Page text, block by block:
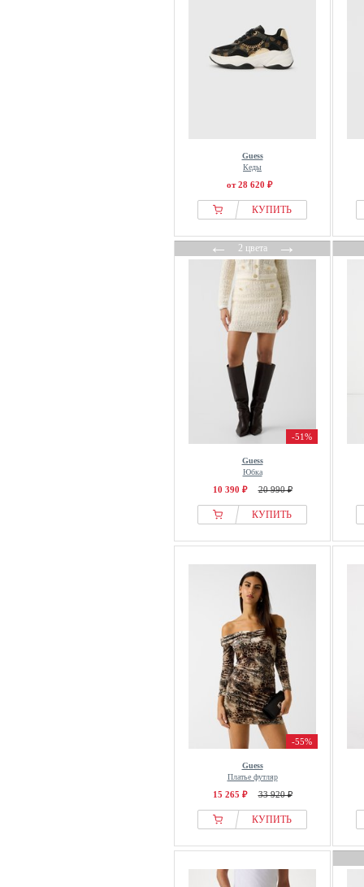
Guess
Кеды
от 28 620 ₽
КУПИТЬ
←2 цвета→
-51%
Guess
Юбка
10 390 ₽ 20 990 ₽
КУПИТЬ
-55%
Guess
Платье футляр
15 265 ₽ 33 920 ₽
КУПИТЬ